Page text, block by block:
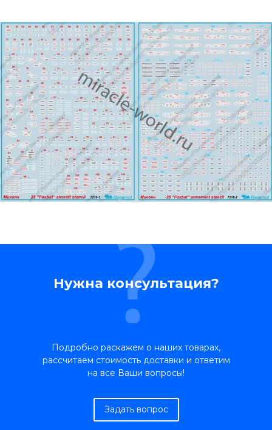
Нужна консультация?
Подробно раскажем о наших товарах,
рассчитаем стоимость доставки и ответим
на все Ваши вопросы!
Задать вопрос